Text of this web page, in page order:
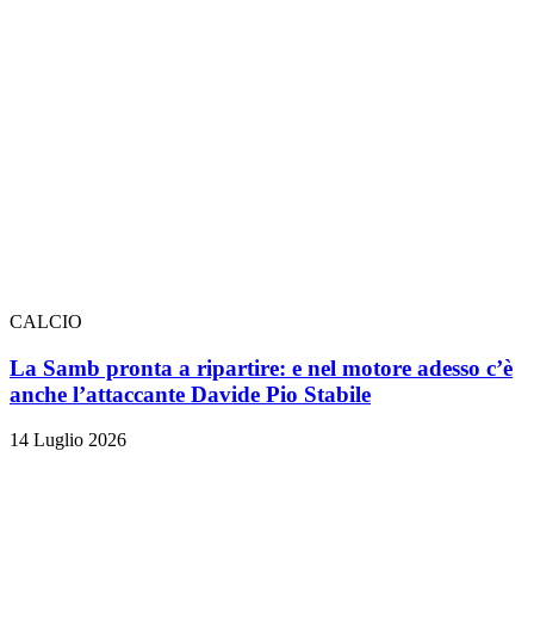
CALCIO
La Samb pronta a ripartire: e nel motore adesso c’è
anche l’attaccante Davide Pio Stabile
14 Luglio 2026